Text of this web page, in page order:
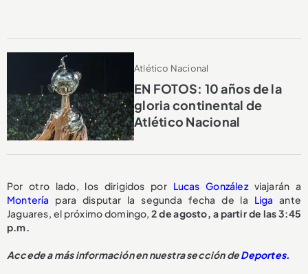
Atlético Nacional
EN FOTOS: 10 años de la
gloria continental de
Atlético Nacional
Por otro lado, los dirigidos por Lucas González viajarán a
Montería para disputar la segunda fecha de la Liga ante
Jaguares, el próximo domingo, 2 de agosto, a partir de las 3:45
p.m.
Accede a más información en nuestra sección deDeportes.